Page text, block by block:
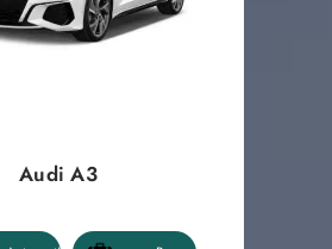
Audi A3